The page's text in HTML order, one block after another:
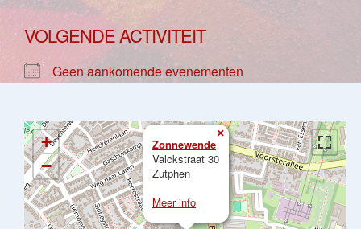
VOLGENDE ACTIVITEIT
Geen aankomende evenementen
Zonnewende
Valckstraat 30
Zutphen
Meer info
×
+
−